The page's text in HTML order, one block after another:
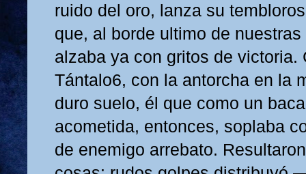
ruido del oro, lanza su
que, al borde ultimo de
alzaba ya con gritos de victoria.
Tántalo6, con la antorcha en la
duro suelo, él que como un
acometida, entonces, soplaba
de enemigo arrebato.